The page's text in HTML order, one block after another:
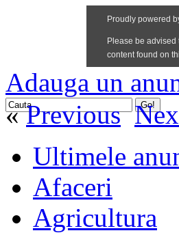
Adauga un
«Previous
Ultimele
Afaceri
Agricultura